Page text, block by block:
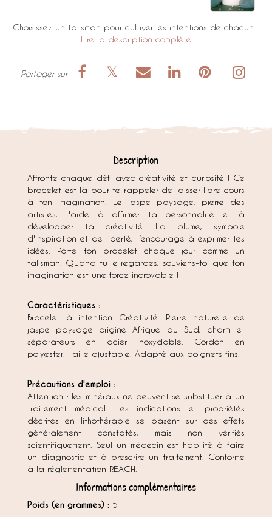
Choisissez un talisman pour cultiver les intentions de chacun...
Lire la description complète
Description
Affronte chaque défi avec créativité et curiosité ! Ce
bracelet est là pour te rappeler de laisser libre cours
à ton imagination. Le jaspe paysage, pierre des
artistes, t'aide à affirmer ta personnalité et à
développer ta créativité. La plume, symbole
d'inspiration et de liberté, t’encourage à exprimer tes
idées. Porte ton bracelet chaque jour comme un
talisman. Quand tu le regardes, souviens-toi que ton
imagination est une force incroyable !
Caractéristiques :
Bracelet à intention Créativité. Pierre naturelle de
jaspe paysage origine Afrique du Sud, charm et
séparateurs en acier inoxydable. Cordon en
polyester. Taille ajustable. Adapté aux poignets fins.
Précautions d'emploi :
Attention : les minéraux ne peuvent se substituer à un
traitement médical. Les indications et propriétés
décrites en lithothérapie se basent sur des effets
généralement constatés, mais non vérifiés
scientifiquement. Seul un médecin est habilité à faire
un diagnostic et à prescrire un traitement. Conforme
à la réglementation REACH.
Informations complémentaires
Poids (en grammes) : 5